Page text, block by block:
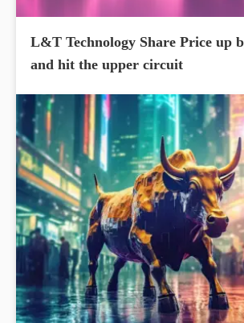
L&T Technology Share Price up
and hit the upper circuit